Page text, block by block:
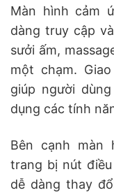
Màn hình cảm
dàng truy cập
sưởi ấm,
một chạm.
giúp người
dụng các tính
Bên cạnh màn
trang bị nút
dễ dàng thay